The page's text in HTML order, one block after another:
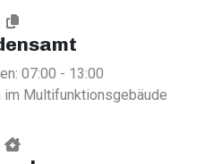
07:00 - 13:00
Multifunktionsgebäude